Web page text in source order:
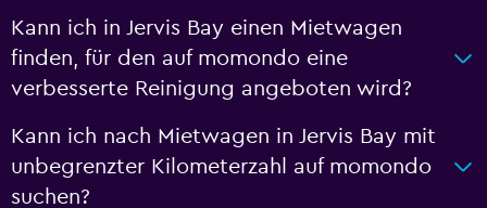
Kann ich in Jervis Bay einen Mietwagen
finden, für den auf momondo eine
verbesserte Reinigung angeboten wird?
Kann ich nach Mietwagen in Jervis Bay mit
unbegrenzter Kilometerzahl auf momondo
suchen?